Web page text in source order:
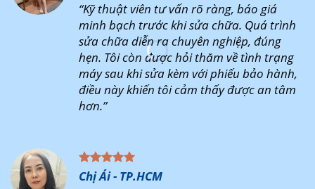
“Kỹ thuật viên tư vấn rõ ràng, báo giá
minh bạch trước khi sửa chữa. Quá trình
sửa chữa diễn ra chuyên nghiệp, đúng
hẹn. Tôi còn được hỏi thăm về tình trạng
máy sau khi sửa kèm với phiếu bảo hành,
điều này khiến tôi cảm thấy được an tâm
hơn.”
Chị Ái - TP.HCM